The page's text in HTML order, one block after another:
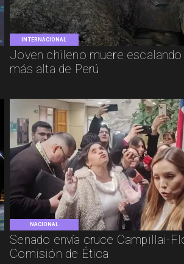
INTERNACIONAL
Joven chileno muere escalando
más alta de Perú
NACIONAL
Senado envía cruce Campillai-
Comisión de Ética